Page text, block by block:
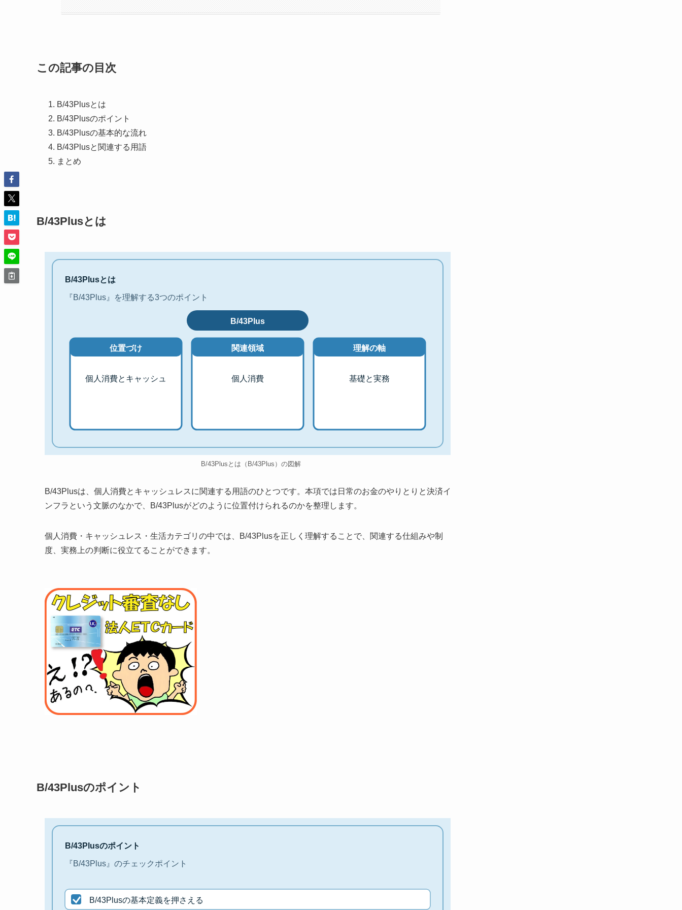
この記事の目次
B/43Plusとは
B/43Plusのポイント
B/43Plusの基本的な流れ
B/43Plusと関連する用語
まとめ
B/43Plusとは
B/43Plusとは
『B/43Plus』を理解する3つのポイント
B/43Plus
位置づけ
個人消費とキャッシュ
関連領域
個人消費
理解の軸
基礎と実務
B/43Plusとは（B/43Plus）の図解
B/43Plusは、個人消費とキャッシュレスに関連する用語のひとつです。本項では日常のお金のやりとりと決済イ
ンフラという文脈のなかで、B/43Plusがどのように位置付けられるのかを整理します。
個人消費・キャッシュレス・生活カテゴリの中では、B/43Plusを正しく理解することで、関連する仕組みや制
度、実務上の判断に役立てることができます。
B/43Plusのポイント
B/43Plusのポイント
『B/43Plus』のチェックポイント
B/43Plusの基本定義を押さえる